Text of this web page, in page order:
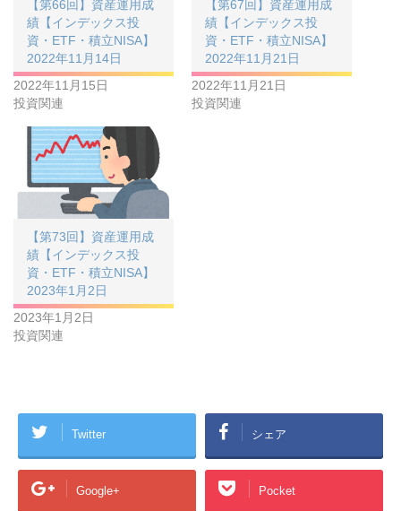
【第66回】資産運用成
績【インデックス投
資・ETF・積立NISA】
2022年11月14日
2022年11月15日
投資関連
【第67回】資産運用成
績【インデックス投
資・ETF・積立NISA】
2022年11月21日
2022年11月21日
投資関連
【第73回】資産運用成
績【インデックス投
資・ETF・積立NISA】
2023年1月2日
2023年1月2日
投資関連
Twitter シェア
Google+ Pocket